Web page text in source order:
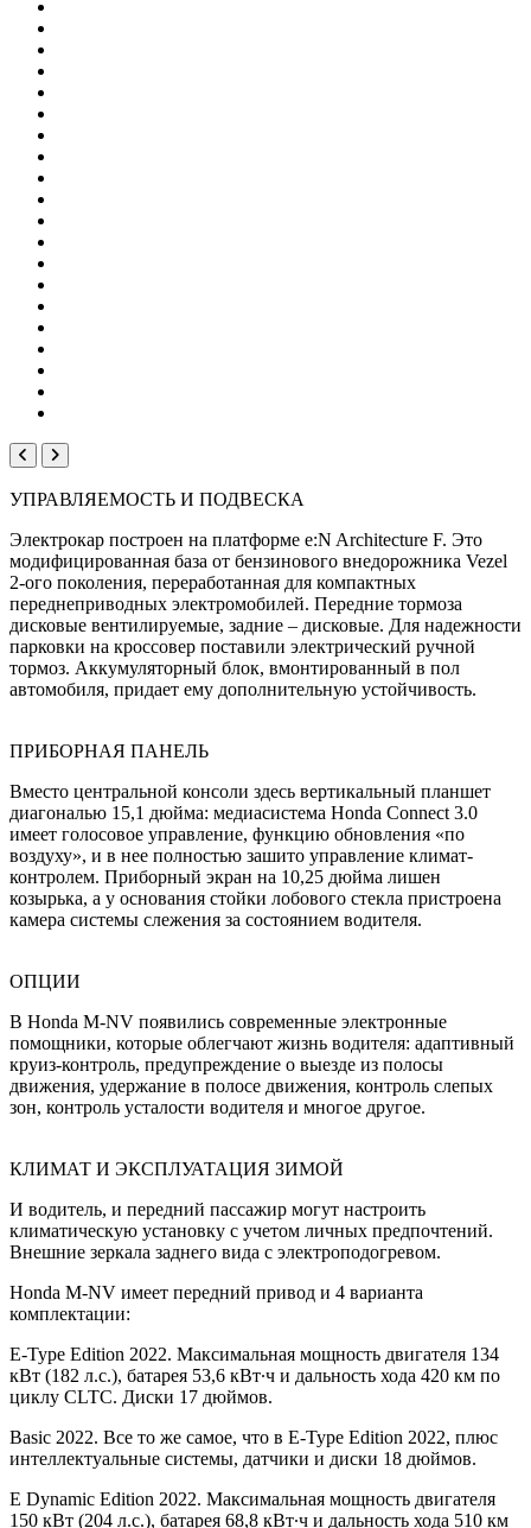
УПРАВЛЯЕМОСТЬ И ПОДВЕСКА
Электрокар построен на платформе e:N Architecture F. Это
модифицированная база от бензинового внедорожника Vezel
2-ого поколения, переработанная для компактных
переднеприводных электромобилей. Передние тормоза
дисковые вентилируемые, задние – дисковые. Для надежности
парковки на кроссовер поставили электрический ручной
тормоз. Аккумуляторный блок, вмонтированный в пол
автомобиля, придает ему дополнительную устойчивость.
ПРИБОРНАЯ ПАНЕЛЬ
Вместо центральной консоли здесь вертикальный планшет
диагональю 15,1 дюйма: медиасистема Honda Connect 3.0
имеет голосовое управление, функцию обновления «по
воздуху», и в нее полностью зашито управление климат-
контролем. Приборный экран на 10,25 дюйма лишен
козырька, а у основания стойки лобового стекла пристроена
камера системы слежения за состоянием водителя.
ОПЦИИ
В Honda M-NV появились современные электронные
помощники, которые облегчают жизнь водителя: адаптивный
круиз-контроль, предупреждение о выезде из полосы
движения, удержание в полосе движения, контроль слепых
зон, контроль усталости водителя и многое другое.
КЛИМАТ И ЭКСПЛУАТАЦИЯ ЗИМОЙ
И водитель, и передний пассажир могут настроить
климатическую установку с учетом личных предпочтений.
Внешние зеркала заднего вида с электроподогревом.
Honda M-NV имеет передний привод и 4 варианта
комплектации:
E-Type Edition 2022. Максимальная мощность двигателя 134
кВт (182 л.с.), батарея 53,6 кВт∙ч и дальность хода 420 км по
циклу CLTC. Диски 17 дюймов.
Basic 2022. Все то же самое, что в E-Type Edition 2022, плюс
интеллектуальные системы, датчики и диски 18 дюймов.
E Dynamic Edition 2022. Максимальная мощность двигателя
150 кВт (204 л.с.), батарея 68,8 кВт∙ч и дальность хода 510 км